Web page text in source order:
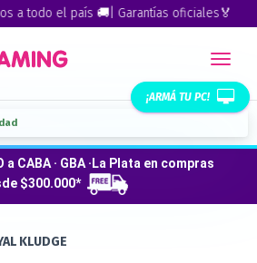
el país 🚚| Garantías oficiales🏅
¡ARMÁ TU PC!
a CABA · GBA ·La Plata en compras
$300.000*
KLUDGE